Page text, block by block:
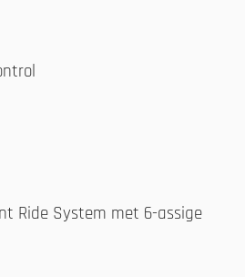
Ride System met 6-assige